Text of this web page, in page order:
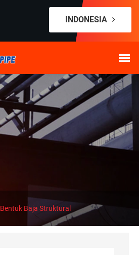
INDONESIA
Bentuk Baja Struktural